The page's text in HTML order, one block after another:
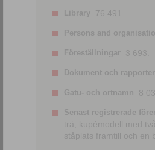
Library 76 491.
Persons and
Föreställningar 3 693.
Dokument och rapporter
Gatu- och ortnamn 8
Senast registrerade
trä; kupémodell med
ståplats framtill och en